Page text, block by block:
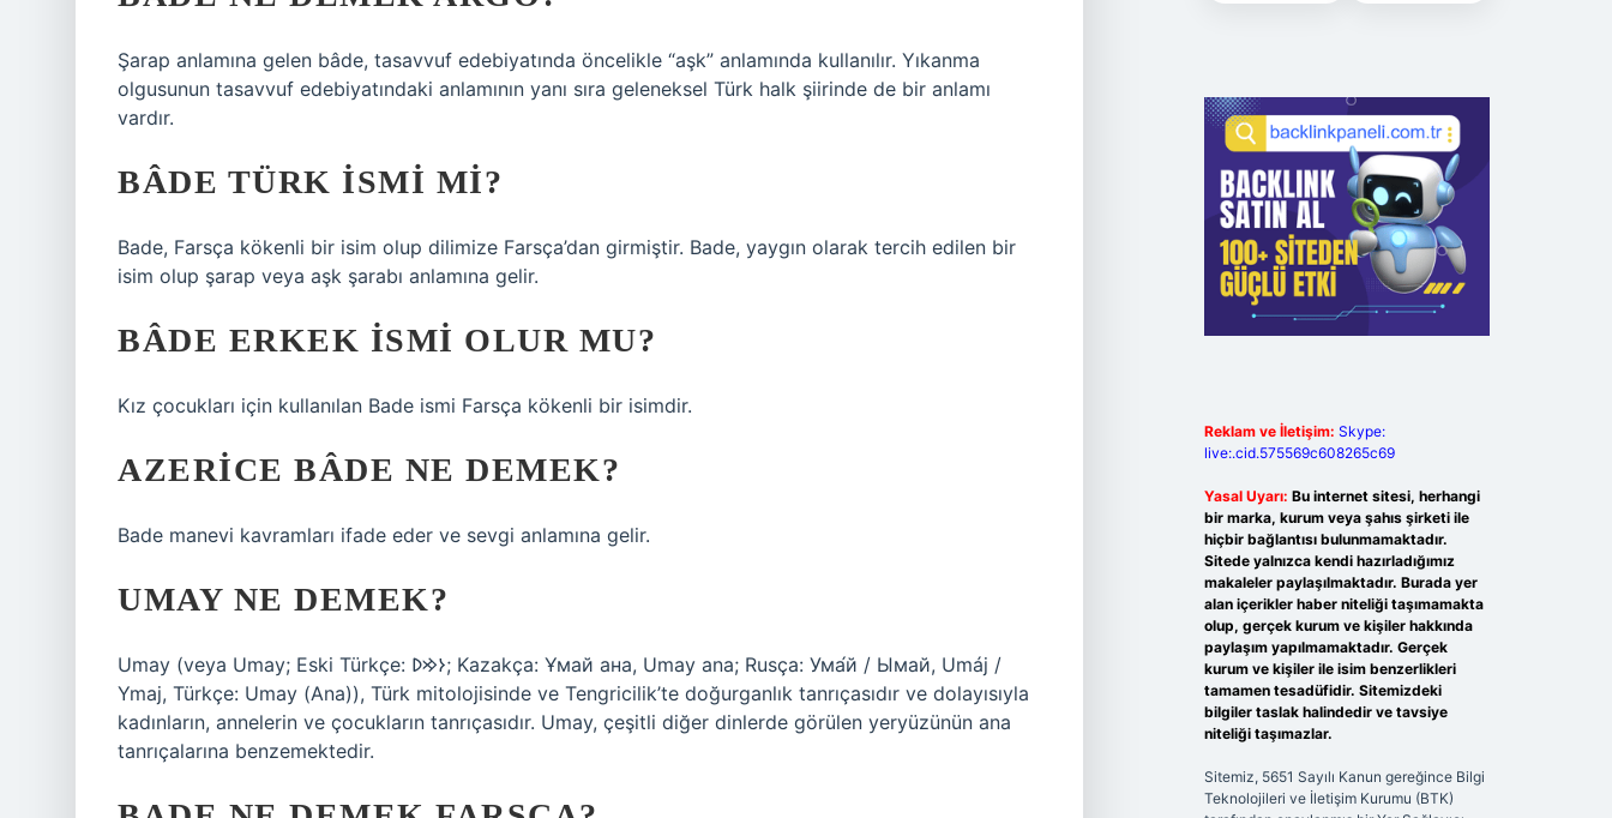
Şarap anlamına gelen bâde, tasavvuf edebiyatında öncelikle “aşk” anlamında kullanılır. Yıkanma
olgusunun tasavvuf edebiyatındaki anlamının yanı sıra geleneksel Türk halk şiirinde de bir anlamı
vardır.
BÂDE TÜRK ISMI MI?
Bade, Farsça kökenli bir isim olup dilimize Farsça’dan girmiştir. Bade, yaygın olarak tercih edilen bir
isim olup şarap veya aşk şarabı anlamına gelir.
BÂDE ERKEK ISMI OLUR MU?
Kız çocukları için kullanılan Bade ismi Farsça kökenli bir isimdir.
AZERICE BÂDE NE DEMEK?
Bade manevi kavramları ifade eder ve sevgi anlamına gelir.
UMAY NE DEMEK?
Umay (veya Umay; Eski Türkçe: 𐰆𐰢𐰖; Kazakça: Ұмай aна, Umay ana; Rusça: Ума́й / Ымай, Umáj /
Ymaj, Türkçe: Umay (Ana)), Türk mitolojisinde ve Tengricilik’te doğurganlık tanrıçasıdır ve dolayısıyla
kadınların, annelerin ve çocukların tanrıçasıdır. Umay, çeşitli diğer dinlerde görülen yeryüzünün ana
tanrıçalarına benzemektedir.
Reklam ve İletişim: Skype:
live:.cid.575569c608265c69
Yasal Uyarı: Bu internet sitesi, herhangi
bir marka, kurum veya şahıs şirketi ile
hiçbir bağlantısı bulunmamaktadır.
Sitede yalnızca kendi hazırladığımız
makaleler paylaşılmaktadır. Burada yer
alan içerikler haber niteliği taşımamakta
olup, gerçek kurum ve kişiler hakkında
paylaşım yapılmamaktadır. Gerçek
kurum ve kişiler ile isim benzerlikleri
tamamen tesadüfidir. Sitemizdeki
bilgiler taslak halindedir ve tavsiye
niteliği taşımazlar.
Sitemiz, 5651 Sayılı Kanun gereğince Bilgi
Teknolojileri ve İletişim Kurumu (BTK)